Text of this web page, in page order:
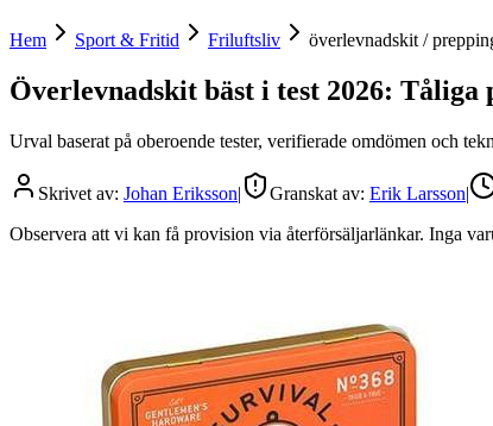
Hem Sport & Fritid Friluftsliv överlevnadskit /
Överlevnadskit bäst i test 2026:
Urval baserat på oberoende tester, verifierade omdömen och
Skrivet av: Johan Eriksson| Granskat av: Erik Larsson|
Observera att vi kan få provision via återförsäljarlänkar. Inga